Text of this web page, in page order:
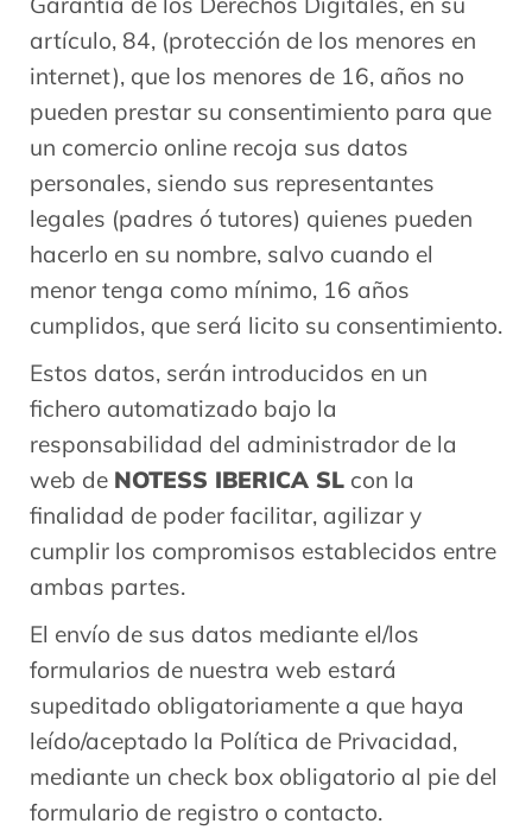
artículo, 84, (protección de los menores en
internet), que los menores de 16, años no
pueden prestar su consentimiento para que
un comercio online recoja sus datos
personales, siendo sus representantes
legales (padres ó tutores) quienes pueden
hacerlo en su nombre, salvo cuando el
menor tenga como mínimo, 16 años
cumplidos, que será licito su consentimiento.
Estos datos, serán introducidos en un
fichero automatizado bajo la
responsabilidad del administrador de la
web de NOTESS IBERICA SL con la
finalidad de poder facilitar, agilizar y
cumplir los compromisos establecidos entre
ambas partes.
El envío de sus datos mediante el/los
formularios de nuestra web estará
supeditado obligatoriamente a que haya
leído/aceptado la Política de Privacidad,
mediante un check box obligatorio al pie del
formulario de registro o contacto.